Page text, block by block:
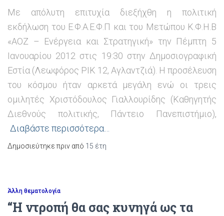
Με απόλυτη επιτυχία διεξήχθη η πολιτική
εκδήλωση τoυ Ε.Φ.Α.Ε.Φ.Π και του Μετώπου Κ.Φ.Η.Β
«AOZ – Ενέργεια και Στρατηγική» την Πέμπτη 5
Ιανουαρίου 2012 στις 19:30 στην Δημοσιογραφική
Εστία (Λεωφόρος ΡΙΚ 12, Αγλαντζιά). Η προσέλευση
του κόσμου ήταν αρκετά μεγάλη ενώ οι τρεις
ομιλητές Χριστόδουλος Γιαλλουρίδης (Καθηγητής
Διεθνούς πολιτικής, Πάντειο Πανεπιστήμιο),
Διαβάστε περισσότερα…
Δημοσιεύτηκε πριν από 15 έτη
Άλλη θεματολογία
“Η ντροπή θα σας κυνηγά ως τα